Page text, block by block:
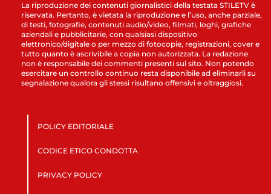
La riproduzione dei contenuti giornalistici della testata STILETV è
riservata. Pertanto, è vietata la riproduzione e l’uso, anche parziale,
di testi, fotografie, contenuti audio/video, filmati, loghi, grafiche
aziendali e pubblicitarie, con qualsiasi dispositivo
elettronico/digitale o per mezzo di fotocopie, registrazioni, cover e
tutto quanto è ascrivibile a copia non autorizzata. La redazione
non è responsabile dei commenti presenti sul sito. Non potendo
esercitare un controllo continuo resta disponibile ad eliminarli su
segnalazione qualora gli stessi risultano offensivi e oltraggiosi.
POLICY EDITORIALE
CODICE ETICO CONDOTTA
PRIVACY POLICY